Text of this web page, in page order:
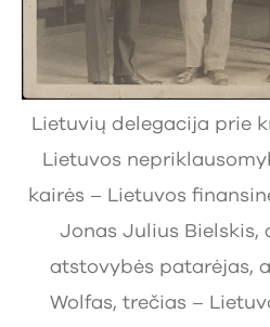
Lietuvių delegacija prie
Lietuvos
kairės – Lietuvos
Jonas Julius Bielskis,
atstovybės patarėjas,
Wolfas, trečias –